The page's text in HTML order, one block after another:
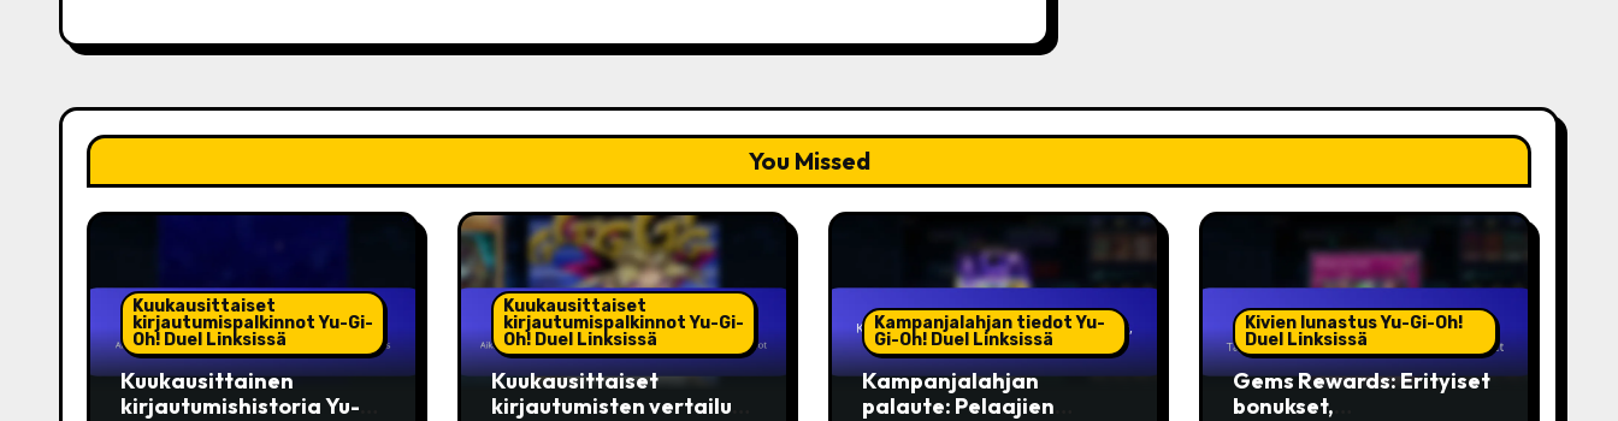
You Missed
Kuukausittaiset
kirjautumispalkinnot Yu-Gi-
Oh! Duel Linksissä
Kuukausittainen
kirjautumishistoria Yu-
Kuukausittaiset
kirjautumispalkinnot Yu-Gi-
Oh! Duel Linksissä
Kuukausittaiset
kirjautumisten vertailut
Kampanjalahjan tiedot Yu-
Gi-Oh! Duel Linksissä
Kampanjalahjan
palaute: Pelaajien
Kivien lunastus Yu-Gi-Oh!
Duel Linksissä
Gems Rewards: Erityiset
bonukset,